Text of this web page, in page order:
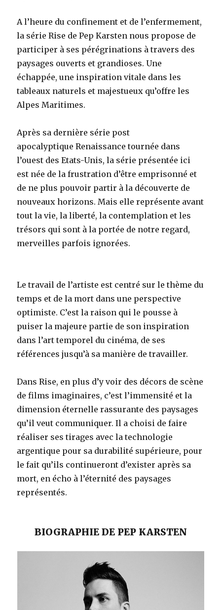
A l’heure du confinement et de l’enfermement,
la série Rise de Pep Karsten nous propose de
participer à ses pérégrinations à travers des
paysages ouverts et grandioses. Une
échappée, une inspiration vitale dans les
tableaux naturels et majestueux qu’offre les
Alpes Maritimes.
Après sa dernière série post
apocalyptique Renaissance tournée dans
l’ouest des Etats-Unis, la série présentée ici
est née de la frustration d’être emprisonné et
de ne plus pouvoir partir à la découverte de
nouveaux horizons. Mais elle représente avant
tout la vie, la liberté, la contemplation et les
trésors qui sont à la portée de notre regard,
merveilles parfois ignorées.
Le travail de l’artiste est centré sur le thème du
temps et de la mort dans une perspective
optimiste. C’est la raison qui le pousse à
puiser la majeure partie de son inspiration
dans l’art temporel du cinéma, de ses
références jusqu’à sa manière de travailler.
Dans Rise, en plus d’y voir des décors de scène
de films imaginaires, c’est l’immensité et la
dimension éternelle rassurante des paysages
qu’il veut communiquer. Il a choisi de faire
réaliser ses tirages avec la technologie
argentique pour sa durabilité supérieure, pour
le fait qu’ils continueront d’exister après sa
mort, en écho à l’éternité des paysages
représentés.
BIOGRAPHIE DE PEP KARSTEN